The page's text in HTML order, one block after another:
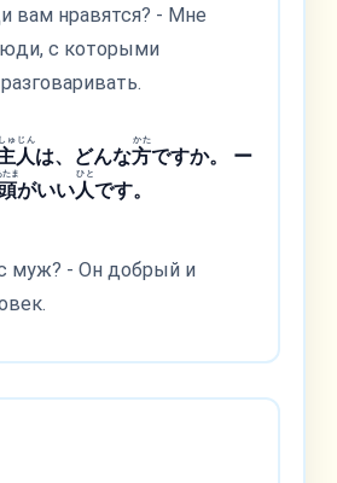
вам нравятся? - Мне
с которыми
しゅ
人
じん
は、どんな方
かた
ですか。 ー
たま
がいい人
ひと
です。
муж? - Он добрый и